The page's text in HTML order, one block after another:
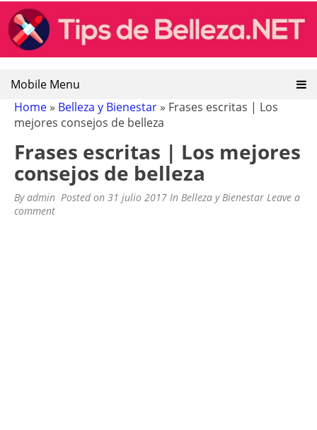
Skip
to
content
TIPS DE BELLEZA: CONSEJOS DE
BELLEZA
Tips de belleza, recetas naturales de belleza, remedios
caseros y naturales
Mobile Menu
Home » Belleza y Bienestar » Frases escritas | Los
mejores consejos de belleza
Frases escritas | Los mejores
consejos de belleza
Byadmin Posted on 31 julio 2017 In Belleza y Bienestar Leave a
comment